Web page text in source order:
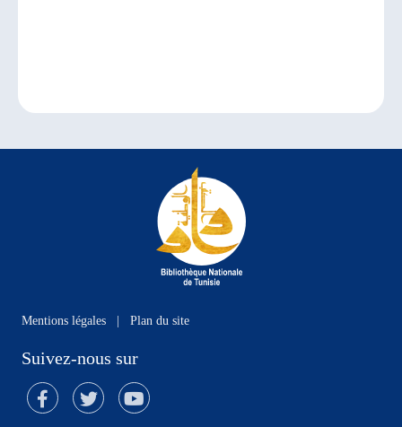
Mentions légales Plan du site
Suivez-nous sur